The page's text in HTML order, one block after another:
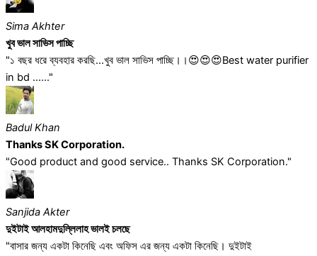
Sima Akhter
খুব ভাল সাভিস পাচ্ছি
"১ বছর ধরে ব্যবহার করছি...খুব ভাল সাভিস পাচ্ছি।।😍😍😍Best water purifier
in bd ......"
Badul Khan
Thanks SK Corporation.
"Good product and good service.. Thanks SK Corporation."
Sanjida Akter
দুইটাই আলহামদুল্লিলাহ ভালই চলছে
"বাসার জন্য একটা কিনেছি এবং অফিস এর জন্য একটা কিনেছি। দুইটাই